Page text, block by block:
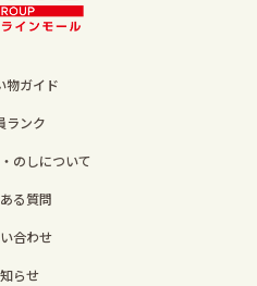
物ガイド
ランク
のしについて
る質問
合わせ
らせ